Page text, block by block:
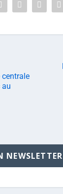
centrale
au
NEWSLETTER